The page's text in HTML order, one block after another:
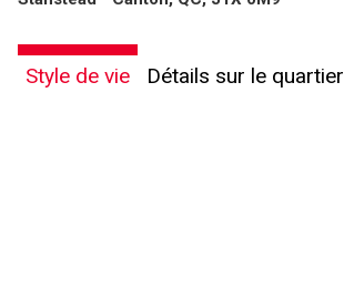
Style de vie Détails sur le quartier